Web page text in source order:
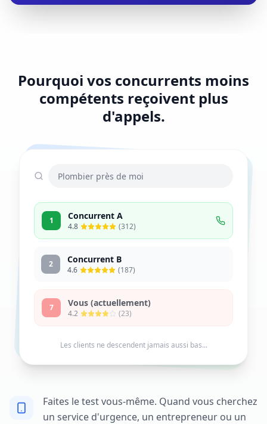
Pourquoi vos concurrents moins
compétents reçoivent plus
d'appels.
Faites le test vous-même. Quand vous cherchez
un service d'urgence, un entrepreneur ou un
Plombier près de moi
1 Concurrent A
4.8 (312)
2 Concurrent B
4.6 (187)
7 Vous (actuellement)
4.2 (23)
Les clients ne descendent jamais aussi bas...